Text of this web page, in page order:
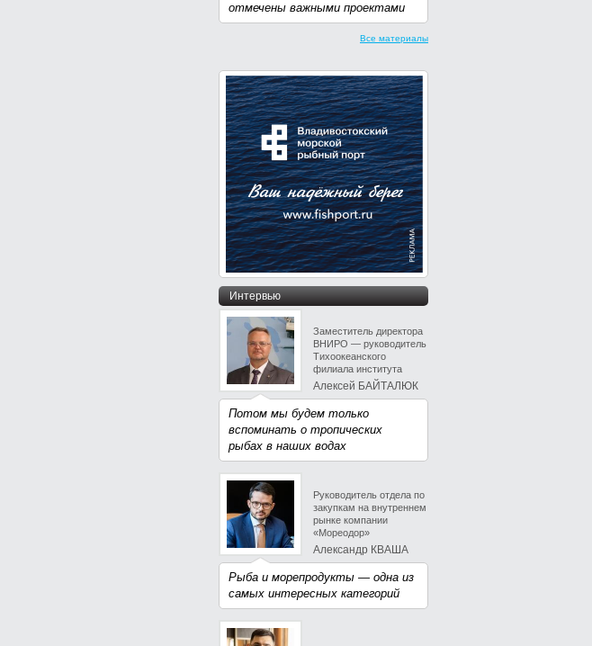
отмечены важными проектами
Все материалы
Интервью
Заместитель директора
ВНИРО — руководитель
Тихоокеанского
филиала института
Алексей БАЙТАЛЮК
Потом мы будем только
вспоминать о тропических
рыбах в наших водах
Руководитель отдела по
закупкам на внутреннем
рынке компании
«Мореодор»
Александр КВАША
Рыба и морепродукты — одна из
самых интересных категорий